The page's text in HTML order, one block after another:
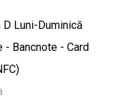
Luni-Duminică
Bancnote - Card